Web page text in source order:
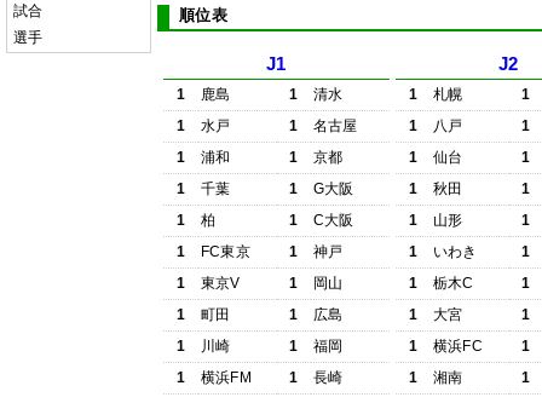
試合
選手
順位表
J1
1 鹿島 1
清水
1
水戸 1
名古屋
1
浦和 1
京都
1
千葉 1
G大阪
1
柏 1
C大阪
1
FC東京 1
神戸
1
東京V 1
岡山
1
町田 1
広島
1
川崎 1
福岡
1
横浜FM 1 長崎
J2
1 札幌
1
1
八戸
1
1
仙台
1
1
秋田
1
1
山形
1
1
いわき
1
1
栃木C
1
1
大宮
1
1
横浜FC
1
1
湘南 1